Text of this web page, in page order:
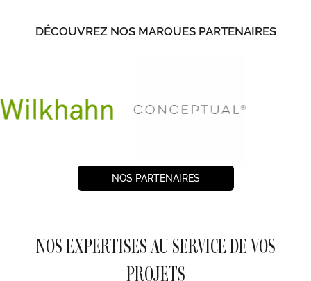
DÉCOUVREZ NOS MARQUES PARTENAIRES
NOS PARTENAIRES
NOS EXPERTISES AU SERVICE DE VOS
PROJETS